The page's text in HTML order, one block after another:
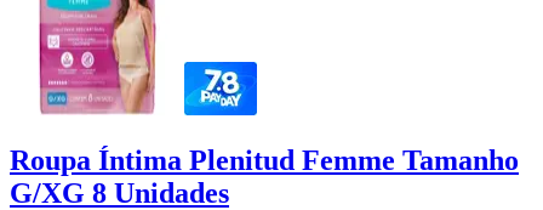
Roupa Íntima Plenitud Femme Tamanho
G/XG 8 Unidades